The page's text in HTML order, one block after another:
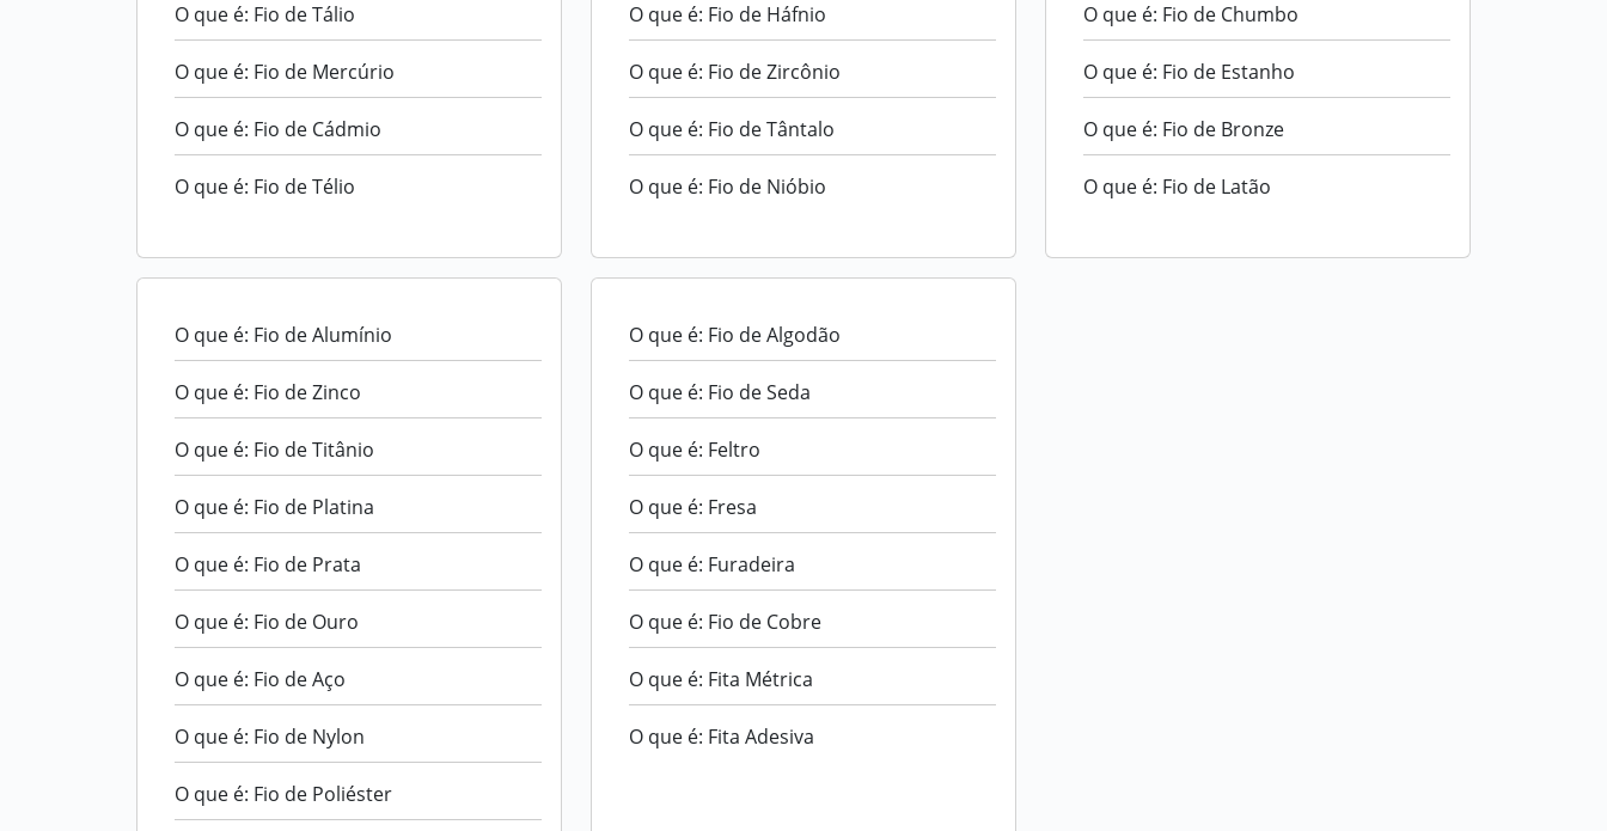
O que é: Fio de Tálio
O que é: Fio de Mercúrio
O que é: Fio de Cádmio
O que é: Fio de Télio
O que é: Fio de Háfnio
O que é: Fio de Zircônio
O que é: Fio de Tântalo
O que é: Fio de Nióbio
O que é: Fio de Chumbo
O que é: Fio de Estanho
O que é: Fio de Bronze
O que é: Fio de Latão
O que é: Fio de Alumínio
O que é: Fio de Zinco
O que é: Fio de Titânio
O que é: Fio de Platina
O que é: Fio de Prata
O que é: Fio de Ouro
O que é: Fio de Aço
O que é: Fio de Nylon
O que é: Fio de Poliéster
O que é: Fio de Algodão
O que é: Fio de Seda
O que é: Feltro
O que é: Fresa
O que é: Furadeira
O que é: Fio de Cobre
O que é: Fita Métrica
O que é: Fita Adesiva